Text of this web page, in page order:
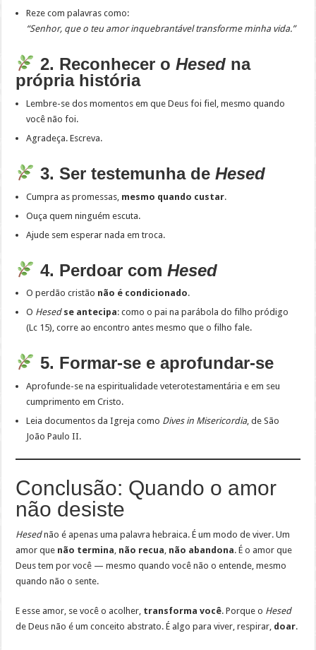
Reze com palavras como:
“Senhor, que o teu amor inquebrantável transforme minha vida.”
2. Reconhecer o Hesedna
própria história
Lembre-se dos momentos em que Deus foi fiel, mesmo quando
você não foi.
Agradeça. Escreva.
3. Ser testemunha de Hesed
Cumpra as promessas, mesmo quando custar.
Ouça quem ninguém escuta.
Ajude sem esperar nada em troca.
4. Perdoar com Hesed
O perdão cristão não é condicionado.
O Hesed se antecipa: como o pai na parábola do filho pródigo
(Lc 15), corre ao encontro antes mesmo que o filho fale.
5. Formar-se e aprofundar-se
Aprofunde-se na espiritualidade veterotestamentária e em seu
cumprimento em Cristo.
Leia documentos da Igreja como Dives in Misericordia, de São
João Paulo II.
Conclusão: Quando o amor
não desiste
Hesednão é apenas uma palavra hebraica. É um modo de viver. Um
amor que não termina, não recua, não abandona. É o amor que
Deus tem por você — mesmo quando você não o entende, mesmo
quando não o sente.
E esse amor, se você o acolher, transforma você. Porque o Hesed
de Deus não é um conceito abstrato. É algo para viver, respirar, doar.